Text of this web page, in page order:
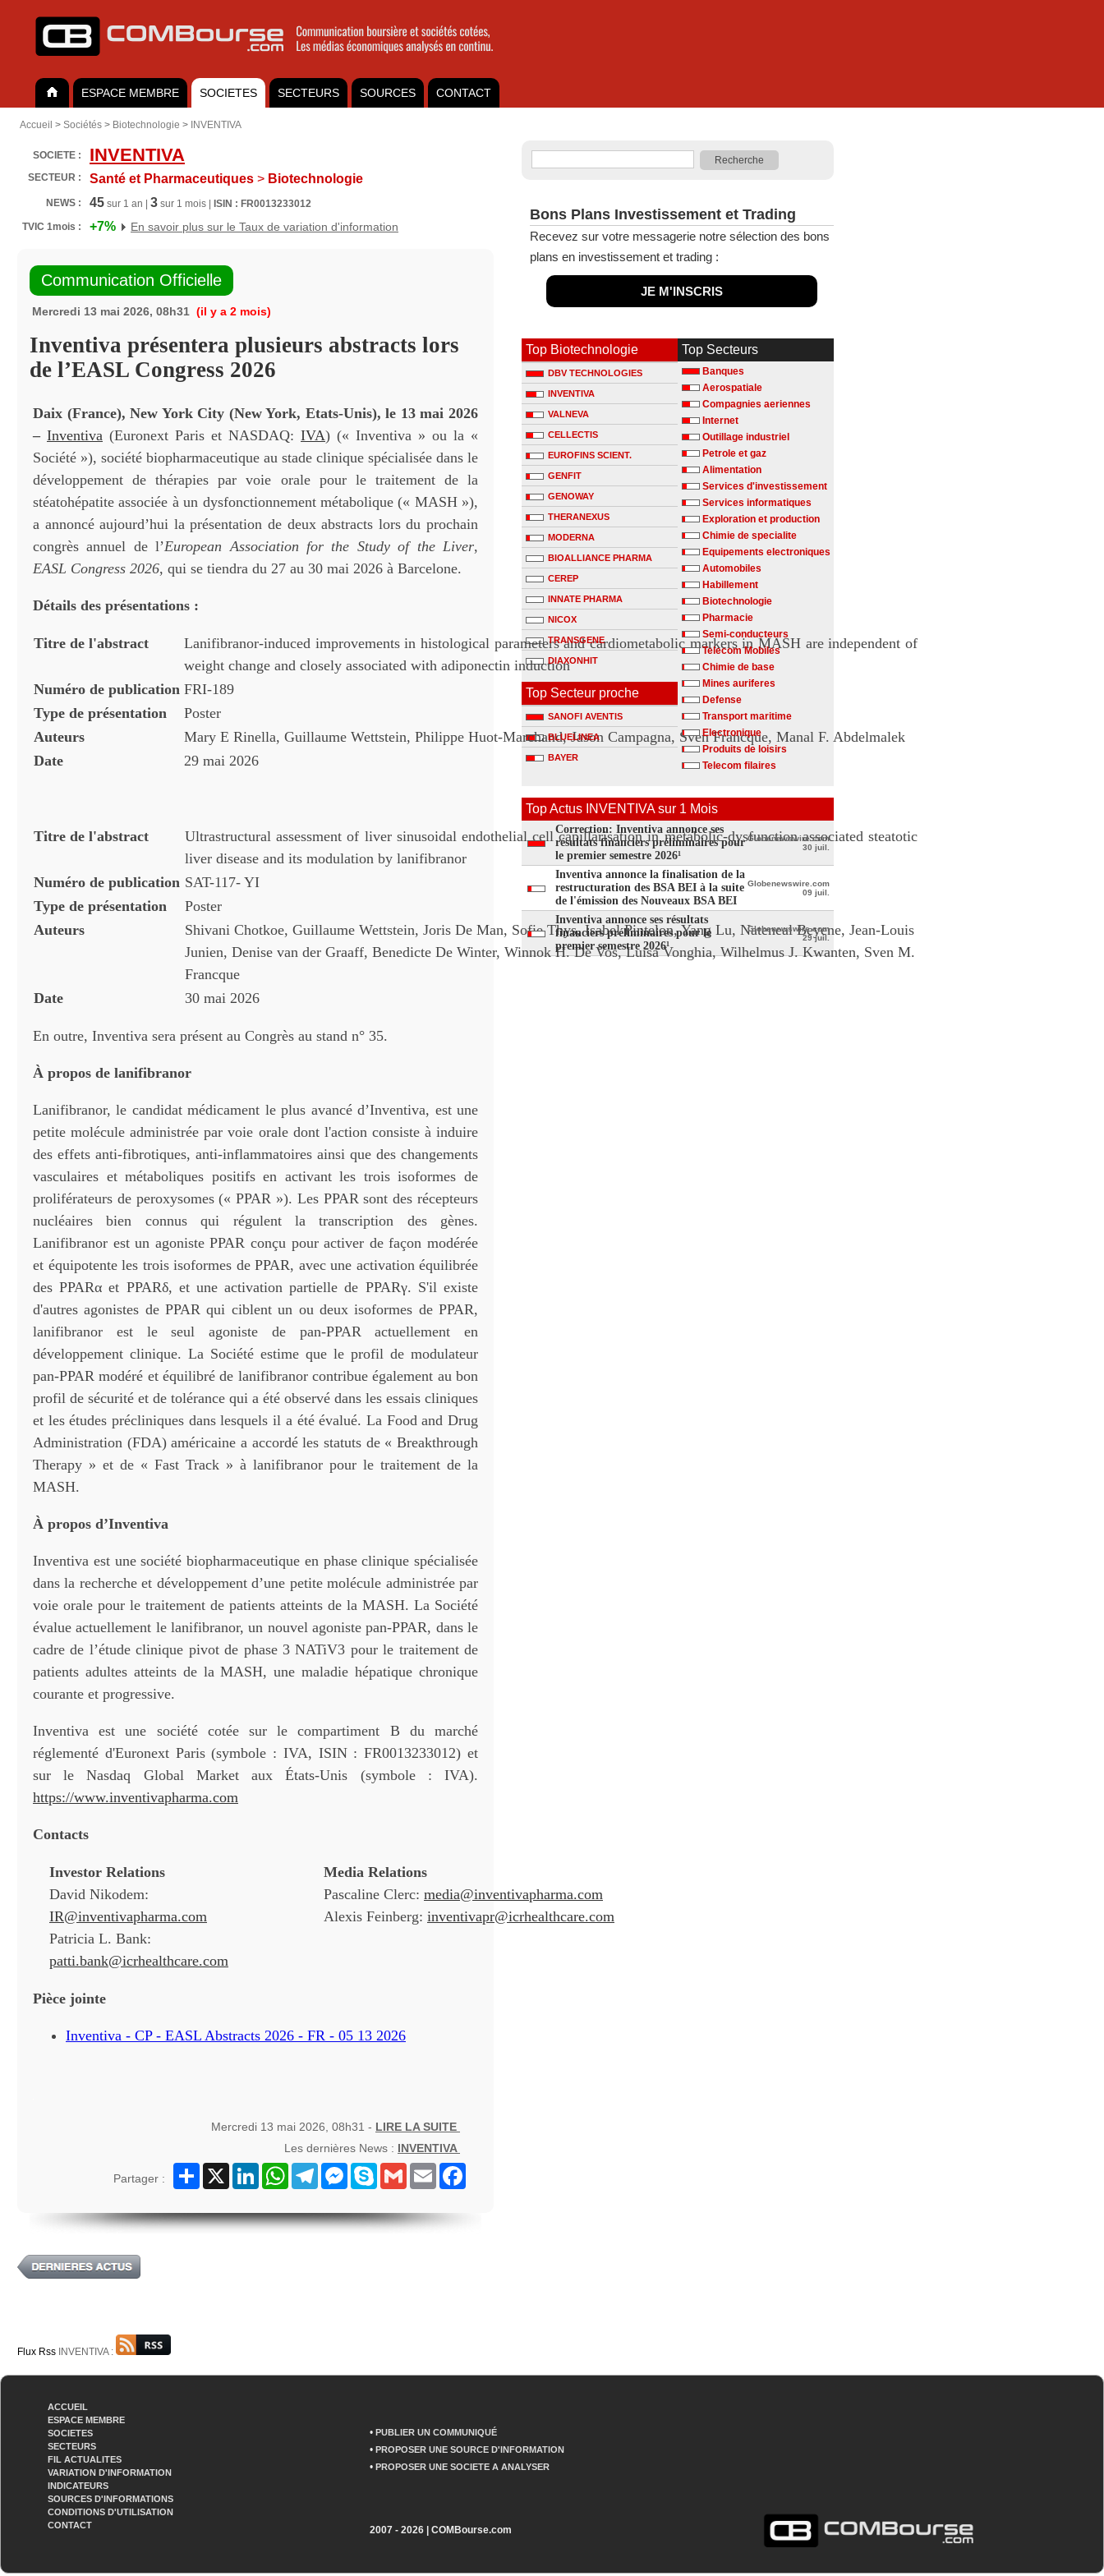
ESPACE MEMBRE SOCIETES SECTEURS SOURCES CONTACT
Accueil > Sociétés > Biotechnologie > INVENTIVA
SOCIETE : INVENTIVA
SECTEUR : Santé et Pharmaceutiques > Biotechnologie
NEWS : 45 sur 1 an | 3 sur 1 mois |
ISIN : FR0013233012
TVIC 1mois :
+7% En savoir plus sur le Taux de variation d'information
Communication Officielle
Mercredi 13 mai 2026, 08h31 (il y a 2 mois)
Inventiva présentera plusieurs abstracts lors
de l’EASL Congress 2026
Daix (France), New York City (New York, Etats-Unis), le 13 mai 2026
– Inventiva (Euronext Paris et NASDAQ: IVA) (« Inventiva » ou la «
Société »), société biopharmaceutique au stade clinique spécialisée dans le
développement de thérapies par voie orale pour le traitement de la
stéatohépatite associée à un dysfonctionnement métabolique (« MASH »),
a annoncé aujourd’hui la présentation de deux abstracts lors du prochain
congrès annuel de l’European Association for the Study of the Liver,
EASL Congress 2026, qui se tiendra du 27 au 30 mai 2026 à Barcelone.
Détails des présentations :
Titre de l'abstract
Lanifibranor-induced improvements in histological parameters and cardiometabolic markers in MASH are independent of
weight change and closely associated with adiponectin induction
Numéro de publication FRI-189
Type de présentation
Poster
Auteurs
Mary E Rinella, Guillaume Wettstein, Philippe Huot-Marchand, Jason Campagna, Sven Francque, Manal F. Abdelmalek
Date
29 mai 2026
Titre de l'abstract
Ultrastructural assessment of liver sinusoidal endothelial cell capillarisation in metabolic-dysfunction associated steatotic
liver disease and its modulation by lanifibranor
Numéro de publication SAT-117- YI
Type de présentation
Poster
Auteurs
Shivani Chotkoe, Guillaume Wettstein, Joris De Man, Sofie Thys, Isabel Pintelon, Yang Lu, Nateneal Beyene, Jean-Louis
Junien, Denise van der Graaff, Benedicte De Winter, Winnok H. De Vos, Luisa Vonghia, Wilhelmus J. Kwanten, Sven M.
Francque
Date
30 mai 2026
En outre, Inventiva sera présent au Congrès au stand n° 35.
À propos de lanifibranor
Lanifibranor, le candidat médicament le plus avancé d’Inventiva, est une
petite molécule administrée par voie orale dont l'action consiste à induire
des effets anti-fibrotiques, anti-inflammatoires ainsi que des changements
vasculaires et métaboliques positifs en activant les trois isoformes de
proliférateurs de peroxysomes (« PPAR »). Les PPAR sont des récepteurs
nucléaires bien connus qui régulent la transcription des gènes.
Lanifibranor est un agoniste PPAR conçu pour activer de façon modérée
et équipotente les trois isoformes de PPAR, avec une activation équilibrée
des PPARα et PPARδ, et une activation partielle de PPARγ. S'il existe
d'autres agonistes de PPAR qui ciblent un ou deux isoformes de PPAR,
lanifibranor est le seul agoniste de pan-PPAR actuellement en
développement clinique. La Société estime que le profil de modulateur
pan-PPAR modéré et équilibré de lanifibranor contribue également au bon
profil de sécurité et de tolérance qui a été observé dans les essais cliniques
et les études précliniques dans lesquels il a été évalué. La Food and Drug
Administration (FDA) américaine a accordé les statuts de « Breakthrough
Therapy » et de « Fast Track » à lanifibranor pour le traitement de la
MASH.
À propos d’Inventiva
Inventiva est une société biopharmaceutique en phase clinique spécialisée
dans la recherche et développement d’une petite molécule administrée par
voie orale pour le traitement de patients atteints de la MASH. La Société
évalue actuellement le lanifibranor, un nouvel agoniste pan-PPAR, dans le
cadre de l’étude clinique pivot de phase 3 NATiV3 pour le traitement de
patients adultes atteints de la MASH, une maladie hépatique chronique
courante et progressive.
Inventiva est une société cotée sur le compartiment B du marché
réglementé d'Euronext Paris (symbole : IVA, ISIN : FR0013233012) et
sur le Nasdaq Global Market aux États-Unis (symbole : IVA).
https://www.inventivapharma.com
Contacts
Investor Relations
David Nikodem:
IR@inventivapharma.com
Patricia L. Bank:
patti.bank@icrhealthcare.com
Media Relations
Pascaline Clerc: media@inventivapharma.com
Alexis Feinberg: inventivapr@icrhealthcare.com
Pièce jointe
Inventiva - CP - EASL Abstracts 2026 - FR - 05 13 2026
Mercredi 13 mai 2026, 08h31 - LIRE LA SUITE
Les dernières News : INVENTIVA
Partager :
Partager
X LinkedInWhatsAppTelegramMessenger
Skype Gmail Email
Flux Rss INVENTIVA :
Bons Plans Investissement et Trading
Recevez sur votre messagerie notre sélection des bons
plans en investissement et trading :
JE M'INSCRIS
Top Biotechnologie
DBV TECHNOLOGIES
INVENTIVA
VALNEVA
CELLECTIS
EUROFINS SCIENT.
GENFIT
GENOWAY
THERANEXUS
MODERNA
BIOALLIANCE PHARMA
CEREP
INNATE PHARMA
NICOX
TRANSGENE
DIAXONHIT
Top Secteur proche
SANOFI AVENTIS
BLUELINEA
BAYER
Top Secteurs
Banques
Aerospatiale
Compagnies aeriennes
Internet
Outillage industriel
Petrole et gaz
Alimentation
Services d'investissement
Services informatiques
Exploration et production
Chimie de specialite
Equipements electroniques
Automobiles
Habillement
Biotechnologie
Pharmacie
Semi-conducteurs
Telecom Mobiles
Chimie de base
Mines auriferes
Defense
Transport maritime
Electronique
Produits de loisirs
Telecom filaires
Top Actus INVENTIVA sur 1 Mois
Correction: Inventiva annonce ses
résultats financiers préliminaires pour
le premier semestre 2026¹
Globenewswire.com
30 juil.
Inventiva annonce la finalisation de la
restructuration des BSA BEI à la suite
de l'émission des Nouveaux BSA BEI
Globenewswire.com
09 juil.
Inventiva annonce ses résultats
financiers préliminaires pour le
premier semestre 2026¹
Globenewswire.com
29 juil.
ACCUEIL
ESPACE MEMBRE
SOCIETES
SECTEURS
FIL ACTUALITES
VARIATION D'INFORMATION
INDICATEURS
SOURCES D'INFORMATIONS
CONDITIONS D'UTILISATION
CONTACT
• PUBLIER UN COMMUNIQUÉ
• PROPOSER UNE SOURCE D'INFORMATION
• PROPOSER UNE SOCIETE A ANALYSER
2007 - 2026 | COMBourse.com